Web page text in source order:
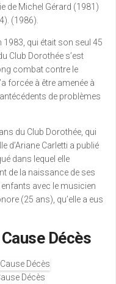
de Michel Gérard (1981)
(1986).
qui était son seul 45
Club Dorothée s’est
combat contre le
forcée à être amenée à
de problèmes
du Club Dorothée, qui
d’Ariane Carletti a publié
dans lequel elle
de la naissance de ses
enfants avec le musicien
(25 ans), qu’elle a eus
Décès
Décès